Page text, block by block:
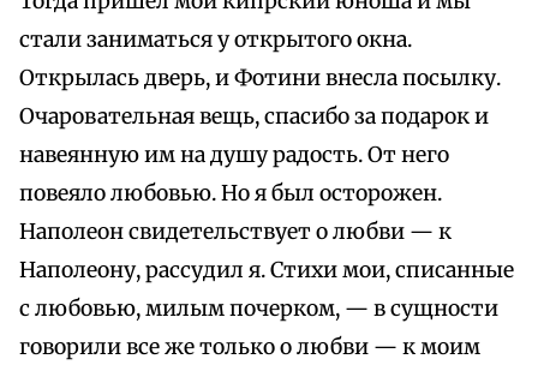
стали заниматься у открытого окна.
Открылась дверь, и Фотини внесла посылку.
Очаровательная вещь, спасибо за подарок и
навеянную им на душу радость. От него
повеяло любовью. Но я был осторожен.
Наполеон свидетельствует о любви — к
Наполеону, рассудил я. Стихи мои, списанные
с любовью, милым почерком, — в сущности
говорили все же только о любви — к моим